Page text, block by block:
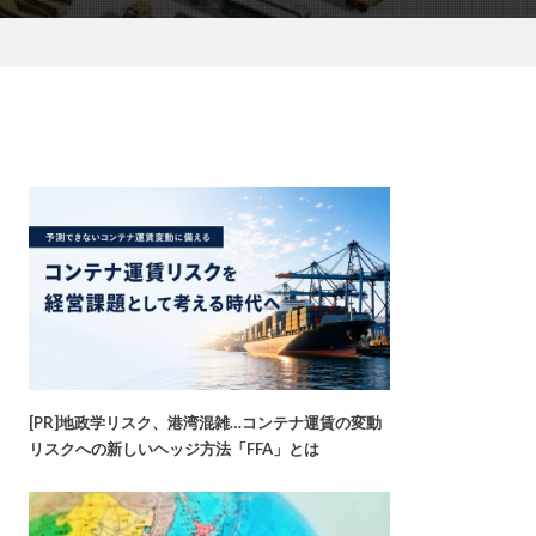
[PR]地政学リスク、港湾混雑…コンテナ運賃の変動
リスクへの新しいヘッジ方法「FFA」とは